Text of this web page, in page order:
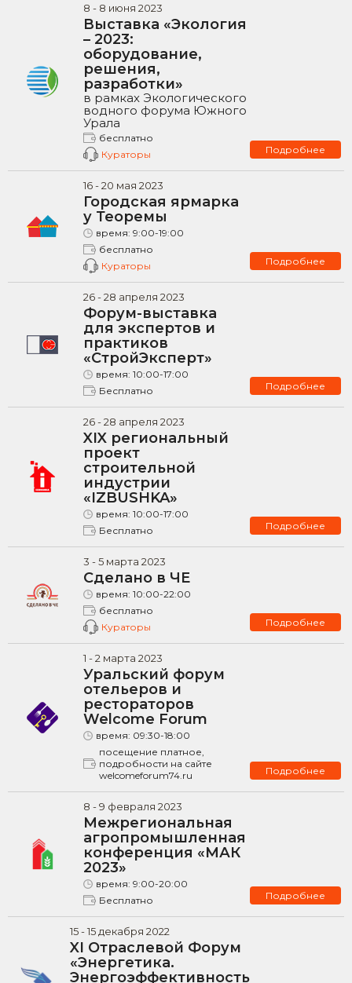
8 - 8 июня 2023
Выставка «Экология
– 2023:
оборудование,
решения,
разработки»
в рамках Экологического
водного форума Южного
Урала
бесплатно
Кураторы
Подробнее
16-20 мая 2023
Городская ярмарка
у Теоремы
время: 9:00-19:00
бесплатно
Кураторы
Подробнее
26-28 апреля 2023
Форум-выставка
для экспертов и
практиков
«СтройЭксперт»
время: 10:00-17:00
Бесплатно
Подробнее
26-28 апреля 2023
XIX региональный
проект
строительной
индустрии
«IZBUSHKA»
время: 10:00-17:00
Бесплатно
Подробнее
3 -5марта 2023
Сделано в ЧЕ
время: 10:00-22:00
бесплатно
Кураторы
Подробнее
1 -2 марта 2023
Уральский форум
отельеров и
рестораторов
Welcome Forum
время: 09:30-18:00
посещение платное,
подробности на сайте
welcomeforum74.ru
Подробнее
8 -9 февраля 2023
Межрегиональная
агропромышленная
конференция «МАК
2023»
время: 9:00-20:00
Бесплатно
Подробнее
15-15 декабря 2022
XI Отраслевой Форум
«Энергетика.
Энергоэффективность